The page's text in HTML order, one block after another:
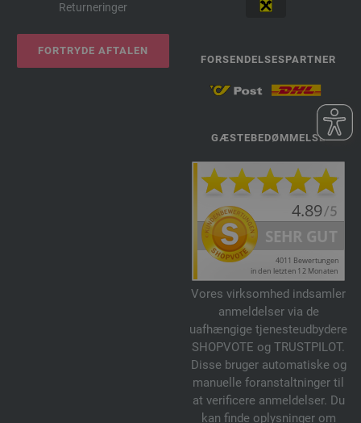
Returneringer
FORTRYDE AFTALEN
FORSENDELSESPARTNER
GÆSTEBEDØMMELSE
Vores virksomhed indsamler
anmeldelser via de
uafhængige tjenesteudbydere
SHOPVOTE og TRUSTPILOT.
Disse bruger automatiske og
manuelle foranstaltninger til
at verificere anmeldelser. Du
kan finde oplysninger om